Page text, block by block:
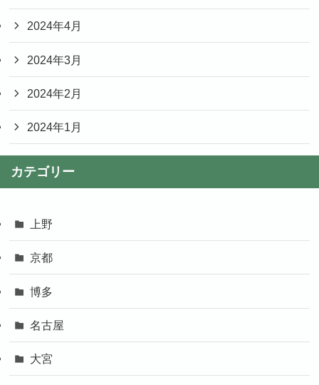
2024年4月
2024年3月
2024年2月
2024年1月
カテゴリー
上野
京都
博多
名古屋
大宮